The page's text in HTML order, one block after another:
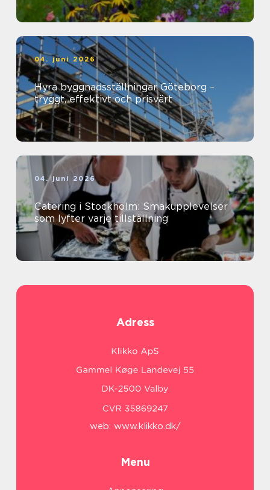
04. juni 2026
Hyra byggnadsställningar Göteborg –
tryggt, effektivt och prisvärt
04. juni 2026
Catering i Stockholm: Smakupplevelser
som lyfter varje tillställning
Adress
web: www.klikko.dk/
Menu